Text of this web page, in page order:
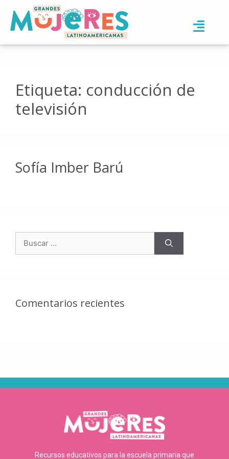
Etiqueta: conducción de
televisión
Sofía Imber Barú
Comentarios recientes
Recursos educativos para la escuela primaria que